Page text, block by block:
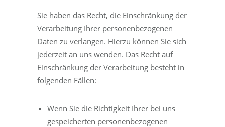
Sie haben das Recht, die Einschränkung der
Verarbeitung Ihrer personenbezogenen
Daten zu verlangen. Hierzu können Sie sich
jederzeit an uns wenden. Das Recht auf
Einschränkung der Verarbeitung besteht in
folgenden Fällen:
Wenn Sie die Richtigkeit Ihrer bei uns
gespeicherten personenbezogenen